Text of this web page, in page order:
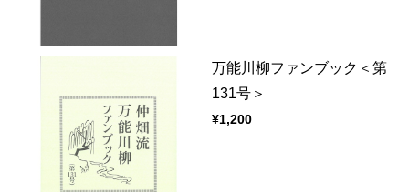
万能川柳ファンブック＜第
131号＞
¥1,200